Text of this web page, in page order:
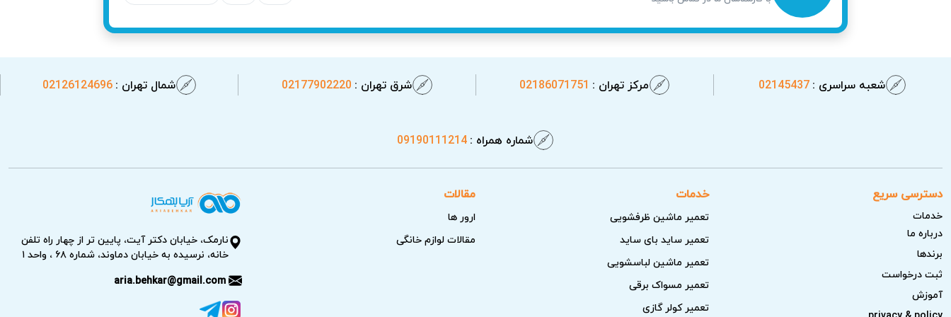
ریسک‌های ایمنی در صورت نشتی یا اتصالی
تضمین می‌کند.شعبه سراسری :02145437 مرکز تهران : 02186071751 شرق تهران : 02177902220 شمال تهران :02126124696
شماره همراه :09190111214
دسترسی سریع
خدمات
درباره ما
برندها
ثبت درخواست
آموزش
خدمات
تعمیر ماشین ظرفشویی
تعمیر ساید بای ساید
تعمیر ماشین لباسشویی
تعمیر مسواک برقی
تعمیر کولر گازی
مقالات
ارور ها
مقالات لوازم خانگی
نارمک، خیابان دکتر آیت، پایین تر از چهار راه تلفن
خانه، نرسیده به خیابان دماوند، شماره ۶۸ ، واحد ۱
aria.behkar@gmail.com